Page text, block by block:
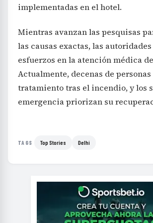
implementadas en el hotel.
Mientras avanzan las pesquisas
las causas exactas, las
esfuerzos en la atención médica
Actualmente, decenas de
tratamiento tras el incendio, y los
emergencia priorizan su
TAGS Top Stories Delhi